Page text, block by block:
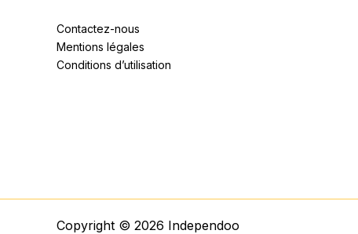
Contactez-nous
Mentions légales
Conditions d’utilisation
Copyright © 2026 Independoo